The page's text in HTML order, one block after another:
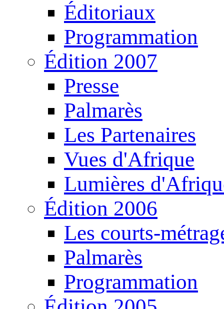
Éditoriaux
Programmation
Édition 2007
Presse
Palmarès
Les Partenaires
Vues d'Afrique
Lumières
Édition 2006
Les courts-
Palmarès
Programmation